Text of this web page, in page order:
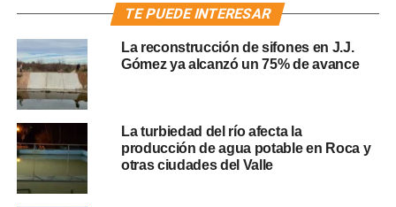
TE PUEDE INTERESAR
La reconstrucción de sifones en J.J.
Gómez ya alcanzó un 75% de avance
La turbiedad del río afecta la
producción de agua potable en Roca y
otras ciudades del Valle